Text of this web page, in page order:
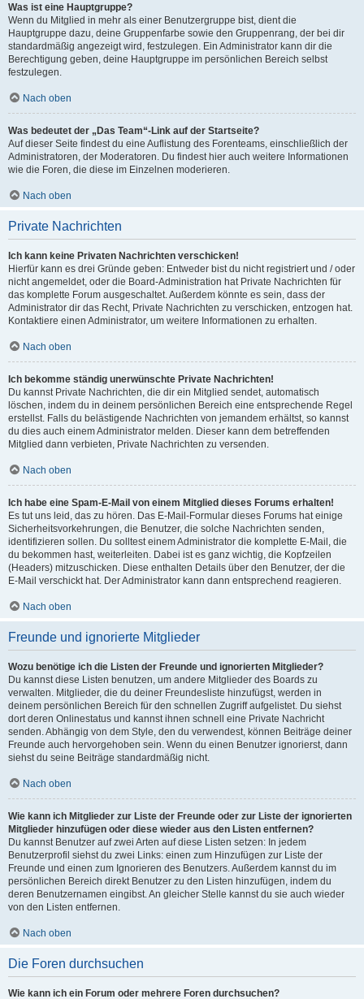
Was ist eine Hauptgruppe?
Wenn du Mitglied in mehr als einer Benutzergruppe bist, dient die
Hauptgruppe dazu, deine Gruppenfarbe sowie den Gruppenrang, der bei dir
standardmäßig angezeigt wird, festzulegen. Ein Administrator kann dir die
Berechtigung geben, deine Hauptgruppe im persönlichen Bereich selbst
festzulegen.
Nach oben
Was bedeutet der „Das Team“-Link auf der Startseite?
Auf dieser Seite findest du eine Auflistung des Forenteams, einschließlich der
Administratoren, der Moderatoren. Du findest hier auch weitere Informationen
wie die Foren, die diese im Einzelnen moderieren.
Nach oben
Private Nachrichten
Ich kann keine Privaten Nachrichten verschicken!
Hierfür kann es drei Gründe geben: Entweder bist du nicht registriert und / oder
nicht angemeldet, oder die Board-Administration hat Private Nachrichten für
das komplette Forum ausgeschaltet. Außerdem könnte es sein, dass der
Administrator dir das Recht, Private Nachrichten zu verschicken, entzogen hat.
Kontaktiere einen Administrator, um weitere Informationen zu erhalten.
Nach oben
Ich bekomme ständig unerwünschte Private Nachrichten!
Du kannst Private Nachrichten, die dir ein Mitglied sendet, automatisch
löschen, indem du in deinem persönlichen Bereich eine entsprechende Regel
erstellst. Falls du belästigende Nachrichten von jemandem erhältst, so kannst
du dies auch einem Administrator melden. Dieser kann dem betreffenden
Mitglied dann verbieten, Private Nachrichten zu versenden.
Nach oben
Ich habe eine Spam-E-Mail von einem Mitglied dieses Forums erhalten!
Es tut uns leid, das zu hören. Das E-Mail-Formular dieses Forums hat einige
Sicherheitsvorkehrungen, die Benutzer, die solche Nachrichten senden,
identifizieren sollen. Du solltest einem Administrator die komplette E-Mail, die
du bekommen hast, weiterleiten. Dabei ist es ganz wichtig, die Kopfzeilen
(Headers) mitzuschicken. Diese enthalten Details über den Benutzer, der die
E-Mail verschickt hat. Der Administrator kann dann entsprechend reagieren.
Nach oben
Freunde und ignorierte Mitglieder
Wozu benötige ich die Listen der Freunde und ignorierten Mitglieder?
Du kannst diese Listen benutzen, um andere Mitglieder des Boards zu
verwalten. Mitglieder, die du deiner Freundesliste hinzufügst, werden in
deinem persönlichen Bereich für den schnellen Zugriff aufgelistet. Du siehst
dort deren Onlinestatus und kannst ihnen schnell eine Private Nachricht
senden. Abhängig von dem Style, den du verwendest, können Beiträge deiner
Freunde auch hervorgehoben sein. Wenn du einen Benutzer ignorierst, dann
siehst du seine Beiträge standardmäßig nicht.
Nach oben
Wie kann ich Mitglieder zur Liste der Freunde oder zur Liste der ignorierten
Mitglieder hinzufügen oder diese wieder aus den Listen entfernen?
Du kannst Benutzer auf zwei Arten auf diese Listen setzen: In jedem
Benutzerprofil siehst du zwei Links: einen zum Hinzufügen zur Liste der
Freunde und einen zum Ignorieren des Benutzers. Außerdem kannst du im
persönlichen Bereich direkt Benutzer zu den Listen hinzufügen, indem du
deren Benutzernamen eingibst. An gleicher Stelle kannst du sie auch wieder
von den Listen entfernen.
Nach oben
Die Foren durchsuchen
Wie kann ich ein Forum oder mehrere Foren durchsuchen?